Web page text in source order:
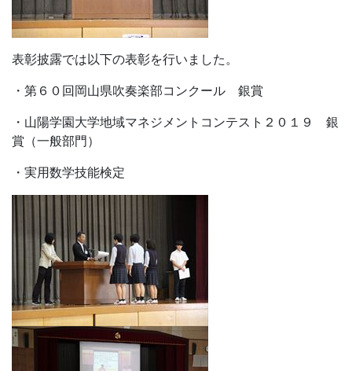
表彰披露では以下の表彰を行いました。
・第６０回岡山県吹奏楽部コンクール 銀賞
・山陽学園大学地域マネジメントコンテスト２０１９ 銀
賞（一般部門）
・実用数学技能検定